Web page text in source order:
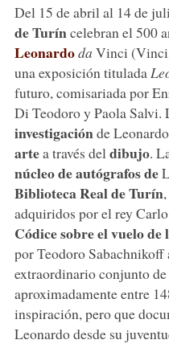
Del 15 de abril al 14 de
deTuríncelebran el 500
Leonardoda Vinci
una exposición titulada
futuro, comisariada por
Di Teodoro y Paola Salvi.
investigaciónde
artea través del dibujo.
núcleo de autógrafos de
Biblioteca Real de Turín
adquiridos por el rey
Códice sobre el vuelo de
por Teodoro
extraordinario conjunto de
aproximadamente entre
inspiración, pero que
Leonardo desde su